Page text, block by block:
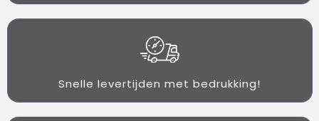
Snelle levertijden met bedrukking!